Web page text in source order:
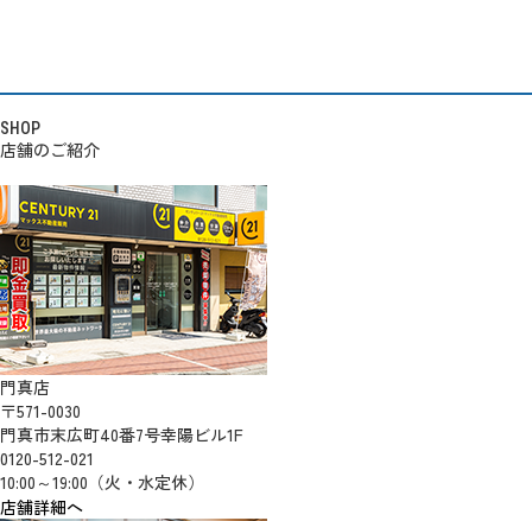
SHOP
店舗のご紹介
門真店
〒571-0030
門真市末広町40番7号幸陽ビル1F
0120-512-021
10:00～19:00（火・水定休）
店舗詳細へ